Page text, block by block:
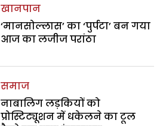
खानपान
‘मानसोल्लास’ का ‘पुर्पटा’ बन गया
आज का लजीज परांठा
समाज
नाबालिग लड़कियों को
प्रोस्टिट्यूशन में धकेलने का टूल